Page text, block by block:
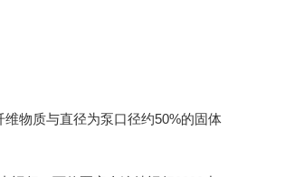
物质与直径为泵口径约50%的固体